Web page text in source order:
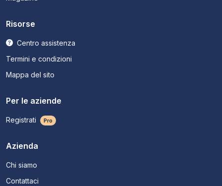
Risorse
Centro assistenza
Termini e condizioni
Mappa del sito
Per le aziende
Registrati Pro
Azienda
Chi siamo
Contattaci